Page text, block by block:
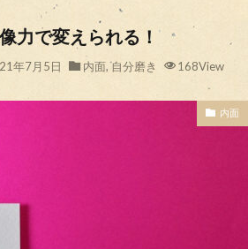
力で変えられる！
年7月5日 内面,自分磨き
168View
内面
検索